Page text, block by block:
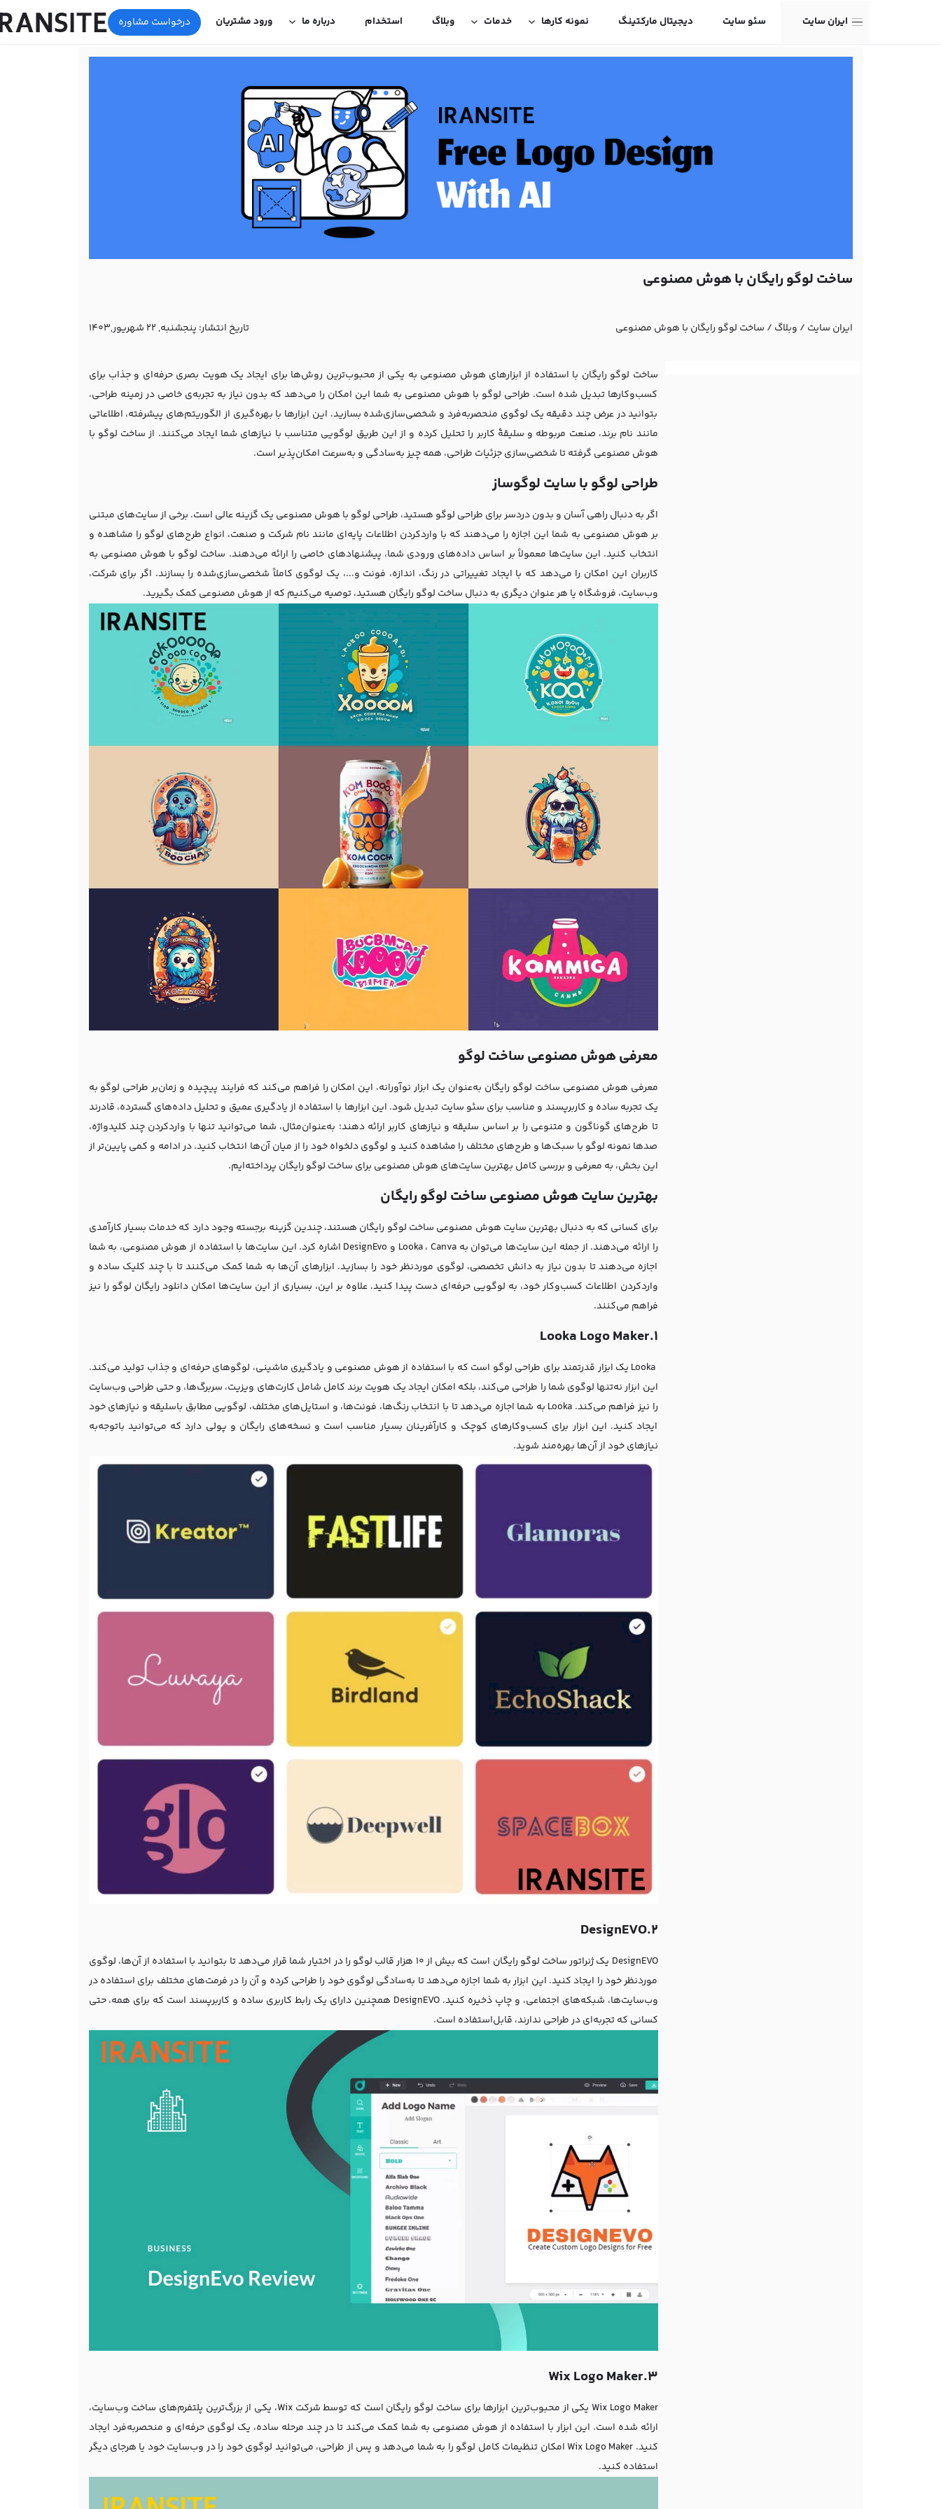
ایران سایت سئو سایت دیجیتال مارکتینگ نمونه کارها خدمات وبلاگ استخدام درباره ما ورود مشتریان درخواست مشاوره
ساخت لوگو رایگان با هوش مصنوعی
ایران سایت / وبلاگ / ساخت لوگو رایگان با هوش مصنوعی تاریخ انتشار: پنجشنبه, 22 شهریور,1403
ساخت لوگو رایگان با استفاده از ابزارهای هوش مصنوعی به یکی از محبوب‌ترین روش‌ها برای ایجاد یک هویت بصری حرفه‌ای و جذاب برای
کسب‌وکارها تبدیل شده است. طراحی لوگو با هوش مصنوعی به شما این امکان را می‌دهد که بدون نیاز به تجربه‌ی خاصی در زمینه طراحی،
بتوانید در عرض چند دقیقه یک لوگوی منحصربه‌فرد و شخصی‌سازی‌شده بسازید. این ابزارها با بهره‌گیری از الگوریتم‌های پیشرفته، اطلاعاتی
مانند نام برند، صنعت مربوطه و سلیقهٔ کاربر را تحلیل کرده و از این طریق لوگویی متناسب با نیازهای شما ایجاد می‌کنند. از ساخت لوگو با
هوش مصنوعی گرفته تا شخصی‌سازی جزئیات طراحی، همه چیز به‌سادگی و به‌سرعت امکان‌پذیر است.
طراحی لوگو با سایت لوگوساز
اگر به دنبال راهی آسان و بدون دردسر برای طراحی لوگو هستید، طراحی لوگو با هوش مصنوعی یک گزینه عالی است. برخی از سایت‌های مبتنی
بر هوش مصنوعی به شما این اجازه را می‌دهند که با واردکردن اطلاعات پایه‌ای مانند نام شرکت و صنعت، انواع طرح‌های لوگو را مشاهده و
انتخاب کنید. این سایت‌ها معمولاً بر اساس داده‌های ورودی شما، پیشنهادهای خاصی را ارائه می‌دهند. ساخت لوگو با هوش مصنوعی به
کاربران این امکان را می‌دهد که با ایجاد تغییراتی در رنگ، اندازه، فونت و...، یک لوگوی کاملاً شخصی‌سازی‌شده را بسازند. اگر برای شرکت،
وب‌سایت، فروشگاه یا هر عنوان دیگری به دنبال ساخت لوگو رایگان هستید، توصیه می‌کنیم که از هوش مصنوعی کمک بگیرید.
معرفی هوش مصنوعی ساخت لوگو
معرفی هوش مصنوعی ساخت لوگو رایگان به‌عنوان یک ابزار نوآورانه، این امکان را فراهم می‌کند که فرایند پیچیده و زمان‌بر طراحی لوگو به
یک تجربه ساده و کاربرپسند و مناسب برای سئو سایت تبدیل شود. این ابزارها با استفاده از یادگیری عمیق و تحلیل داده‌های گسترده، قادرند
تا طرح‌های گوناگون و متنوعی را بر اساس سلیقه و نیازهای کاربر ارائه دهند؛ به‌عنوان‌مثال، شما می‌توانید تنها با واردکردن چند کلیدواژه،
صدها نمونه لوگو با سبک‌ها و طرح‌های مختلف را مشاهده کنید و لوگوی دلخواه خود را از میان آن‌ها انتخاب کنید. در ادامه و کمی پایین‌تر از
این بخش، به معرفی و بررسی کامل بهترین سایت‌های هوش مصنوعی برای ساخت لوگو رایگان پرداخته‌ایم.
بهترین سایت هوش مصنوعی ساخت لوگو رایگان
برای کسانی که به دنبال بهترین سایت هوش مصنوعی ساخت لوگو رایگان هستند، چندین گزینه برجسته وجود دارد که خدمات بسیار کارآمدی
را ارائه می‌دهند. از جمله این سایت‌ها می‌توان به Looka ، Canva و DesignEvo اشاره کرد. این سایت‌ها با استفاده از هوش مصنوعی، به شما
اجازه می‌دهند تا بدون نیاز به دانش تخصصی، لوگوی موردنظر خود را بسازید. ابزارهای آن‌ها به شما کمک می‌کنند تا با چند کلیک ساده و
واردکردن اطلاعات کسب‌وکار خود، به لوگویی حرفه‌ای دست پیدا کنید. علاوه بر این، بسیاری از این سایت‌ها امکان دانلود رایگان لوگو را نیز
فراهم می‌کنند.
1.Looka Logo Maker
Looka یک ابزار قدرتمند برای طراحی لوگو است که با استفاده از هوش مصنوعی و یادگیری ماشینی، لوگوهای حرفه‌ای و جذاب تولید می‌کند.
این ابزار نه‌تنها لوگوی شما را طراحی می‌کند، بلکه امکان ایجاد یک هویت برند کامل شامل کارت‌های ویزیت، سربرگ‌ها، و حتی طراحی وب‌سایت
را نیز فراهم می‌کند. Looka به شما اجازه می‌دهد تا با انتخاب رنگ‌ها، فونت‌ها، و استایل‌های مختلف، لوگویی مطابق باسلیقه و نیازهای خود
ایجاد کنید. این ابزار برای کسب‌وکارهای کوچک و کارآفرینان بسیار مناسب است و نسخه‌های رایگان و پولی دارد که می‌توانید باتوجه‌به
نیازهای خود از آن‌ها بهره‌مند شوید.
2.DesignEVO
DesignEVO یک ژنراتور ساخت لوگو رایگان است که بیش از ۱۰ هزار قالب لوگو را در اختیار شما قرار می‌دهد تا بتوانید با استفاده از آن‌ها، لوگوی
موردنظر خود را ایجاد کنید. این ابزار به شما اجازه می‌دهد تا به‌سادگی لوگوی خود را طراحی کرده و آن را در فرمت‌های مختلف برای استفاده در
وب‌سایت‌ها، شبکه‌های اجتماعی، و چاپ ذخیره کنید. DesignEVO همچنین دارای یک رابط کاربری ساده و کاربرپسند است که برای همه، حتی
کسانی که تجربه‌ای در طراحی ندارند، قابل‌استفاده است.
3.Wix Logo Maker
Wix Logo Maker یکی از محبوب‌ترین ابزارها برای ساخت لوگو رایگان است که توسط شرکت Wix، یکی از بزرگ‌ترین پلتفرم‌های ساخت وب‌سایت،
ارائه شده است. این ابزار با استفاده از هوش مصنوعی به شما کمک می‌کند تا در چند مرحله ساده، یک لوگوی حرفه‌ای و منحصربه‌فرد ایجاد
کنید. Wix Logo Maker امکان تنظیمات کامل لوگو را به شما می‌دهد و پس از طراحی، می‌توانید لوگوی خود را در وب‌سایت خود یا هرجای دیگر
استفاده کنید.